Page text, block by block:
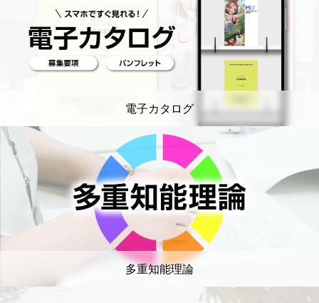
電子カタログ
多重知能理論